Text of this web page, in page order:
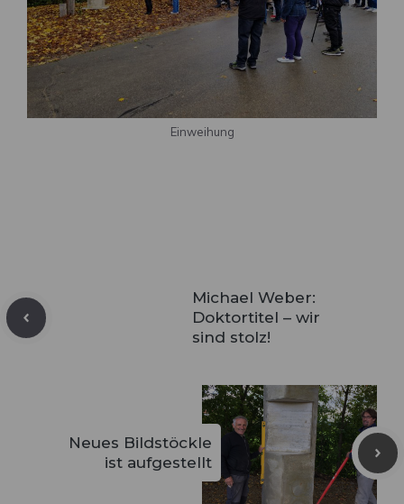
Einweihung
Michael Weber:
Doktortitel – wir
sind stolz!
Neues Bildstöckle
ist aufgestellt